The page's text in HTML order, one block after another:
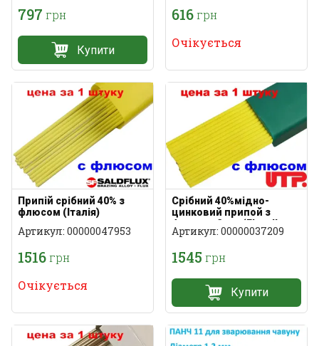
797 грн
Купити
616грн
Очікується
Припій срібний 40% з
флюсом (Італія)
Артикул: 00000047953
1516грн
Очікується
Срібний 40%мідно-
цинковий припой з
флюсом 2 мм (Fluxalloy
47) Utp 3040 M
Артикул: 00000037209
1545 грн
Купити